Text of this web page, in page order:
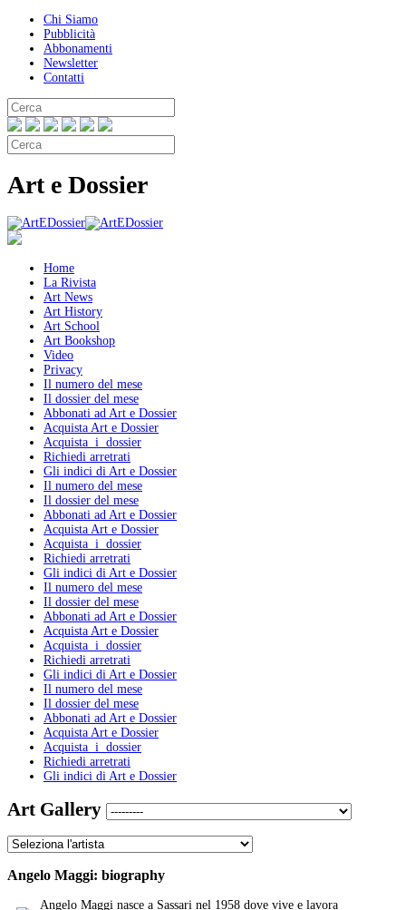
Chi Siamo
Pubblicità
Abbonamenti
Newsletter
Contatti
Art e Dossier
Home
La Rivista
Art News
Art History
Art School
Art Bookshop
Video
Privacy
Il numero del mese
Il dossier del mese
Abbonati ad Art e Dossier
Acquista Art e Dossier
Acquista i dossier
Richiedi arretrati
Gli indici di Art e Dossier
Il numero del mese
Il dossier del mese
Abbonati ad Art e Dossier
Acquista Art e Dossier
Acquista i dossier
Richiedi arretrati
Gli indici di Art e Dossier
Il numero del mese
Il dossier del mese
Abbonati ad Art e Dossier
Acquista Art e Dossier
Acquista i dossier
Richiedi arretrati
Gli indici di Art e Dossier
Il numero del mese
Il dossier del mese
Abbonati ad Art e Dossier
Acquista Art e Dossier
Acquista i dossier
Richiedi arretrati
Gli indici di Art e Dossier
Art Gallery
Angelo Maggi: biography
Angelo Maggi nasce a Sassari nel 1958 dove vive e lavora